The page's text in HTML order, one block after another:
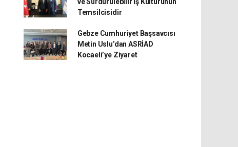
Temsilcisidir
Gebze Cumhuriyet Başsavcısı
Metin Uslu’dan ASRİAD
Kocaeli’ye Ziyaret